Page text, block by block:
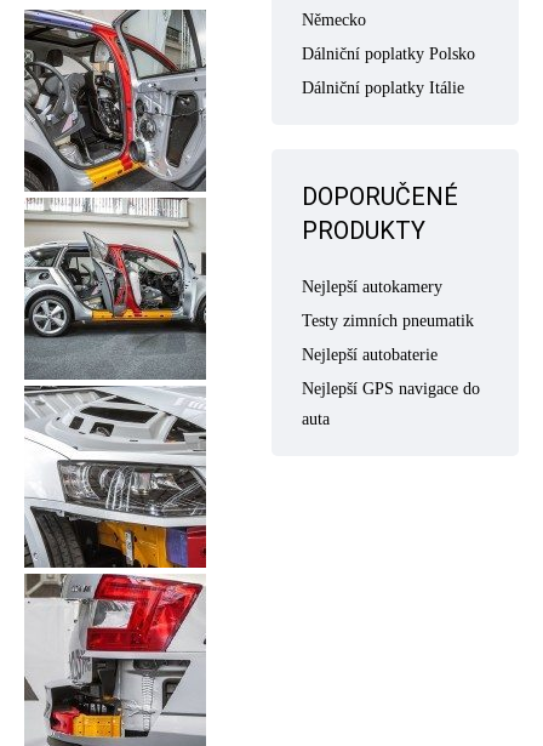
Německo
Dálniční poplatky Polsko
Dálniční poplatky Itálie
DOPORUČENÉ
PRODUKTY
Nejlepší autokamery
Testy zimních pneumatik
Nejlepší autobaterie
Nejlepší GPS navigace do
auta